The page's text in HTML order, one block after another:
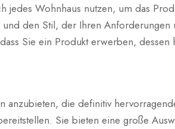
jedes Wohnhaus nutzen, um das
den Stil, der Ihren Anforderungen
Sie ein Produkt erwerben, dessen
anzubieten, die definitiv
Sie bieten eine große